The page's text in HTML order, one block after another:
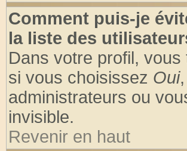
Comment puis-je
la liste des
Dans votre profil,
si vous choisissez Oui
administrateurs ou
invisible.
Revenir en haut